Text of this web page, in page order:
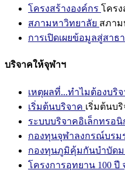
โครงสร้างองค์กร โครง
สภามหาวิทยาลัย สภาม
การเปิดเผยข้อมูลสู่สาธ
บริจาคให้จุฬาฯ
เหตุผลที่...ทำไมต้องบริ
เริ่มต้นบริจาค เริ่มต้นบ
ระบบบริจาคอิเล็กทรอนิ
กองทุนจุฬาลงกรณ์บรม
กองทุนภูมิคุ้มกันบำบัดม
โครงการอุทยาน 100